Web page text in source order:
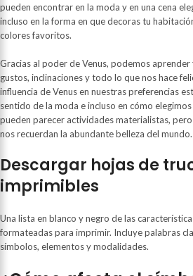
pueden encontrar en la moda y en una cena
incluso en la forma en que decoras tu
colores favoritos.
Gracias al poder de Venus, podemos
gustos, inclinaciones y todo lo que nos hace
influencia de Venus en nuestras preferencias
sentido de la moda e incluso en cómo
pueden parecer actividades materialistas,
nos recuerdan la abundante belleza del mundo.
Descargar hojas de
imprimibles
Una lista en blanco y negro de las
formateadas para imprimir. Incluye palabras
símbolos, elementos y modalidades.